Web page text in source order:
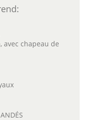
avec chapeau de